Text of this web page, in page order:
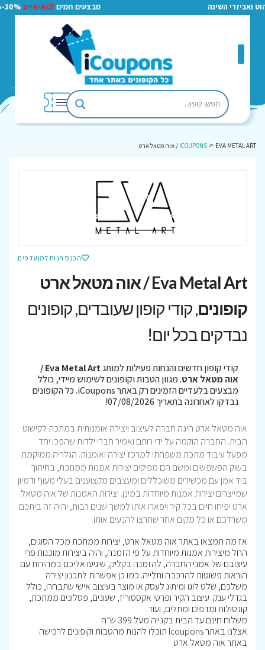
השינה מבצעים חמיםACE-אייס 30%-50%!!! לחצו למעבר
ICOUPONS > EVA METAL ART / אוה מטאל ארט
הכנס חנות למועדפים
Eva Metal Art / אוה מטאל ארט
קופונים, קודי קופון שעובדים, קופונים
נבדקים בכל יום!
קודי קופון חדשים והנחות פעילות למותג
Eva Metal Art /
אוה מטאל ארט. מגוון הטבות וקופונים לשימוש מיידי, כולל
מבצעים בלעדיים הזמינים רק באתר iCoupons. כל הקופונים
נבדקו לאחרונה בתאריך 07/08/2026!
אוה מטאל ארט הינה חברה לעיצוב ויצירה אומנותית במתכת לקישוט
הבית. החברה הוקמה על ידי רותם ואמיר חברי ילדות שהפכו יחד
מפעל עיבוד מתכת משפחתי למרכז יצירה ואומנות. הגלריה ממוקמת
בשוק הפשפשים ומשם הם מפיקים יצירות אמנות ממתכת, בחיתוך
ביד אמן עם מכשירים משוכללים ומעצבים מקצוענים בעלי מעוף ודמיון
שמייצרים יצירות אמנות מיוחדות במינן. יצירות האמנות של אוה מטאל
ארט יפיחו חיים בכל קיר ויפארו אותו למשך שנים רבות, יהיה זה ביתכם
משרדכם או כל מקום אחר שתרצו להנעים אותו.
אז מה תמצאו באתר אוה מטאל ארט, יצירות ממתכת מכל הסוגים,
החל מיצירות אמנות מיוחדות על פי הזמנה, והיה ביצירות מוכנות פרי
עיצובם של אמני החברה, להזמנה בקליק, שיגיעו אליכם במהירות עם
הוראות פשוטות להרכבה ותלייה. כמו כן אפשרות לתכנון יצירה
משלכם, שלט לוגו ומיתוג לעסק או מוצר בעיצוב אישי שתבחרו, כולל
בגדלי ענק. עיצוב הקיר ופרטי אקססוריז, שעונים, פסלונים ממתכת,
קונסולות ומדפים ומתלים, ועוד.
משלוח חינם עד הבית בקנייה מעל 399 ש”ח
אצלנו באתר Icoupons תוכלו להנות מהטבות וקופונים לרכישה
באתר אוה מטאל ארט